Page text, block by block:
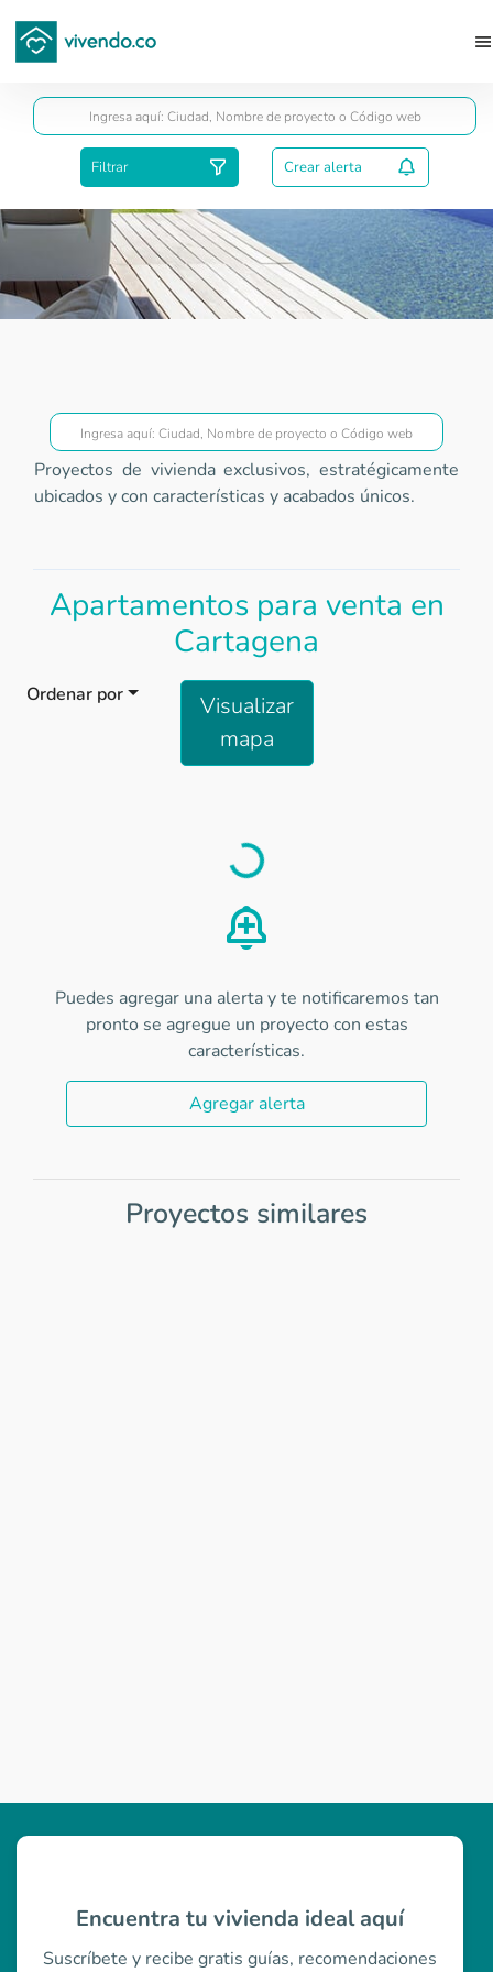
Filtrar Crear alerta
Proyectos Gold
Apartamentos para venta en
Cartagena
Proyectos de vivienda exclusivos, estratégicamente
ubicados y con características y acabados únicos.
Ordenar por
Visualizar
mapa
Load
Puedes agregar una alerta y te notificaremos tan
pronto se agregue un proyecto con estas
características.
Agregar alerta
Proyectos similares
Encuentra tu vivienda ideal aquí
Suscríbete y recibe gratis guías, recomendaciones